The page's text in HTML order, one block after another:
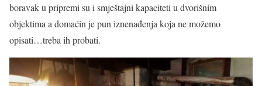
boravak u pripremi su i smještajni kapaciteti u dvorišnim
objektima a domaćin je pun iznenađenja koja ne možemo
opisati…treba ih probati.